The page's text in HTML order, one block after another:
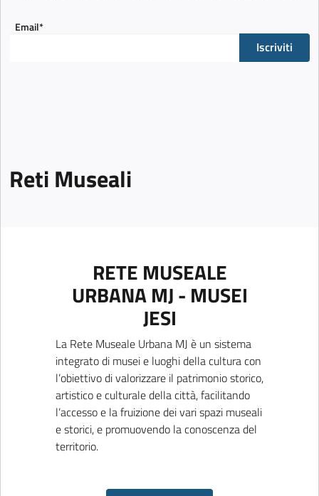
Email*
Iscriviti
Reti Museali
RETE MUSEALE
URBANA MJ - MUSEI
JESI
La Rete Museale Urbana MJ è un sistema
integrato di musei e luoghi della cultura con
l’obiettivo di valorizzare il patrimonio storico,
artistico e culturale della città, facilitando
l’accesso e la fruizione dei vari spazi museali
e storici, e promuovendo la conoscenza del
territorio.